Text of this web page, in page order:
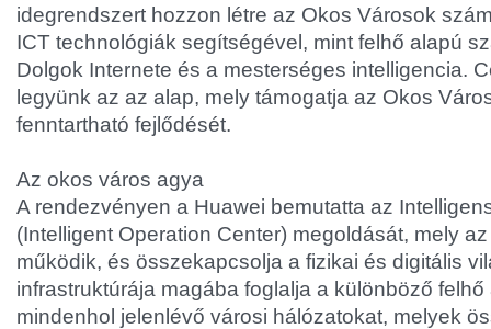
idegrendszert hozzon létre az Okos Városok
ICT technológiák segítségével, mint felhő alapú
Dolgok Internete és a mesterséges intelligencia.
legyünk az az alap, mely támogatja az Okos
fenntartható fejlődését.
Az okos város agya
A rendezvényen a Huawei bemutatta az
(Intelligent Operation Center) megoldását, mely
működik, és összekapcsolja a fizikai és digitális
infrastruktúrája magába foglalja a különböző
mindenhol jelenlévő városi hálózatokat, melyek